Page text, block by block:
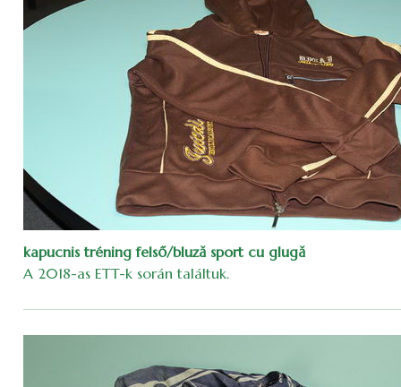
kapucnis tréning felső/bluză sport cu glugă
A 2018-as ETT-k során találtuk.